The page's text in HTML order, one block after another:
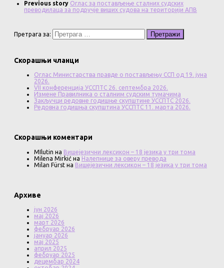
Previous story Оглас за постављење сталних судских
преводилаца за подручје виших судова на територији АПВ
Претрага за:
Скорашњи чланци
Оглас Министарства правде о постављењу ССП од 19. јуна
2026.
VII конференција УССПТС 26. септембра 2026.
Измене Правилника о сталним судским тумачима
Закључци редовне годишње скупштине УССПТС 2026.
Редовна годишња скупштина УССПТС 11. марта 2026.
Скорашњи коментари
MIlutin на Вишејезични лексикон – 18 језика у три тома
Milena Mirkić на Налепнице за оверу превода
Milan Fürst на Вишејезични лексикон – 18 језика у три тома
Архиве
јун 2026
мај 2026
март 2026
фебруар 2026
јануар 2026
мај 2025
април 2025
фебруар 2025
децембар 2024